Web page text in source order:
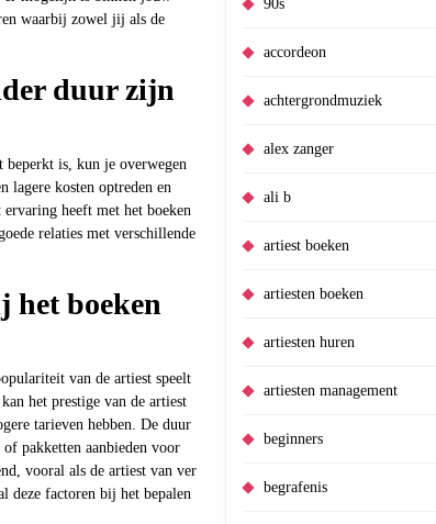
waarbij zowel jij als de
duur zijn
beperkt is, kun je overwegen
lagere kosten optreden en
ervaring heeft met het boeken
relaties met verschillende
het boeken
van de artiest speelt
het prestige van de artiest
tarieven hebben. De duur
pakketten aanbieden voor
vooral als de artiest van ver
deze factoren bij het bepalen
90s
accordeon
achtergrondmuziek
alex zanger
ali b
artiest boeken
artiesten boeken
artiesten huren
artiesten management
beginners
begrafenis